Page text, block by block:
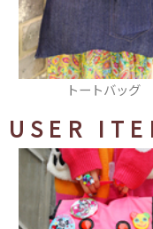
サンダル
USER